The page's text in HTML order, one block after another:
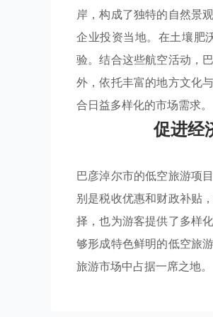
岸，构成了独特的自然景
企业投资当地。在土壤肥
验。结合这些航空活动，
外，依托丰富的地方文化
合日益多样化的市场需求。
促进经
巴彦淖尔市的低空旅游项
别是税收优惠和财政补贴
择，也为游客提供了多样
够形成特色鲜明的低空旅
旅游市场中占据一席之地。